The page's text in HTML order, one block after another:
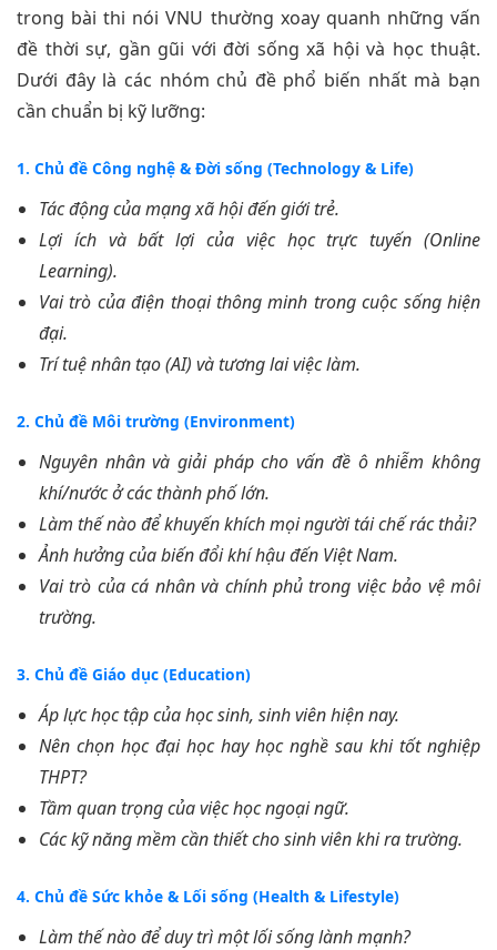
trong bài thi nói VNU thường xoay quanh những vấn
đề thời sự, gần gũi với đời sống xã hội và học thuật.
Dưới đây là các nhóm chủ đề phổ biến nhất mà bạn
cần chuẩn bị kỹ lưỡng:
1. Chủ đề Công nghệ & Đời sống (Technology & Life)
Tác động của mạng xã hội đến giới trẻ.
Lợi ích và bất lợi của việc học trực tuyến (Online
Learning).
Vai trò của điện thoại thông minh trong cuộc sống hiện
đại.
Trí tuệ nhân tạo (AI) và tương lai việc làm.
2. Chủ đề Môi trường (Environment)
Nguyên nhân và giải pháp cho vấn đề ô nhiễm không
khí/nước ở các thành phố lớn.
Làm thế nào để khuyến khích mọi người tái chế rác thải?
Ảnh hưởng của biến đổi khí hậu đến Việt Nam.
Vai trò của cá nhân và chính phủ trong việc bảo vệ môi
trường.
3. Chủ đề Giáo dục (Education)
Áp lực học tập của học sinh, sinh viên hiện nay.
Nên chọn học đại học hay học nghề sau khi tốt nghiệp
THPT?
Tầm quan trọng của việc học ngoại ngữ.
Các kỹ năng mềm cần thiết cho sinh viên khi ra trường.
4. Chủ đề Sức khỏe & Lối sống (Health & Lifestyle)
Làm thế nào để duy trì một lối sống lành mạnh?